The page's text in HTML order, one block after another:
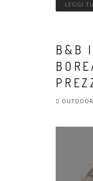
LEGGI
B&B
OUTDOOR